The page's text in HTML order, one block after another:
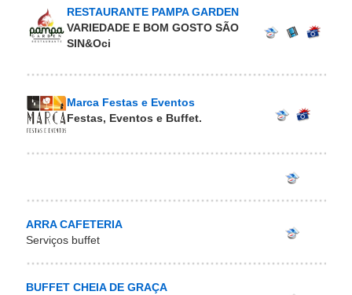
RESTAURANTE PAMPA GARDEN
VARIEDADE E BOM GOSTO SÃO
SIN&Oci
Marca Festas e Eventos
Festas, Eventos e Buffet.
ARRA CAFETERIA
Serviços buffet
BUFFET CHEIA DE GRAÇA